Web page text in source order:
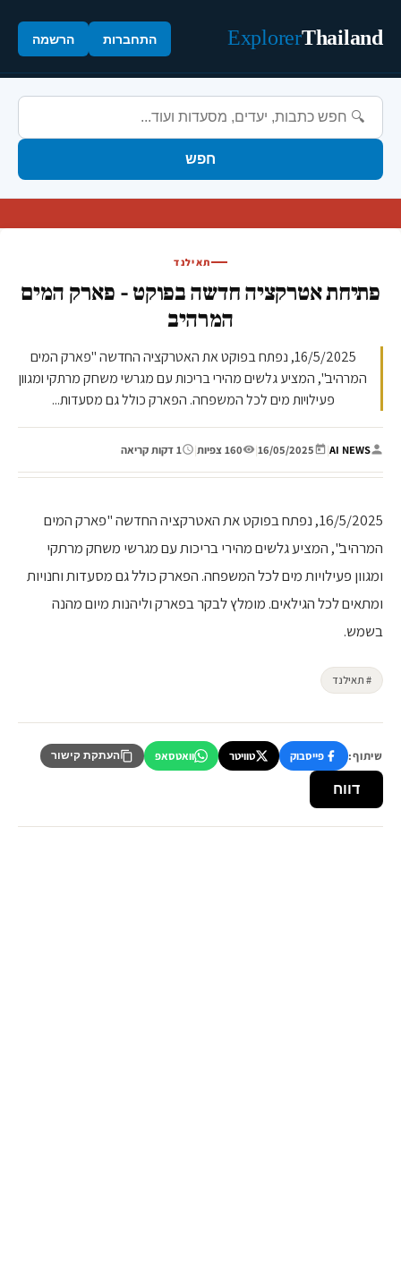
Thailand
Explorer התחברות הרשמה
חפש
תאילנד
פתיחת אטרקציה חדשה בפוקט - פארק המים
המרהיב
16/5/2025, נפתח בפוקט את האטרקציה החדשה "פארק המים
המרהיב", המציע גלשים מהירי בריכות עם מגרשי משחק מרתקי ומגוון
פעילויות מים לכל המשפחה. הפארק כולל גם מסעדות...
AI NEWS
|
16/05/2025
| 160 צפיות | 1 דקות קריאה
16/5/2025, נפתח בפוקט את האטרקציה החדשה "פארק המים
המרהיב", המציע גלשים מהירי בריכות עם מגרשי משחק מרתקי
ומגוון פעילויות מים לכל המשפחה. הפארק כולל גם מסעדות וחנויות
ומתאים לכל הגילאים. מומלץ לבקר בפארק וליהנות מיום מהנה
בשמש.
# תאילנד
שיתוף: פייסבוק טוויטר וואטסאפ העתקת קישור
דווח